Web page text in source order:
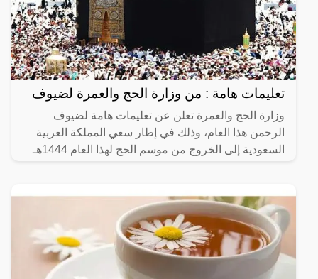
تعليمات هامة : من وزارة الحج والعمرة لضيوف
وزارة الحج والعمرة تعلن عن تعليمات هامة لضيوف
الرحمن هذا العام، وذلك في إطار سعي المملكة العربية
السعودية إلى الخروج من موسم الحج لهذا العام 1444هـ